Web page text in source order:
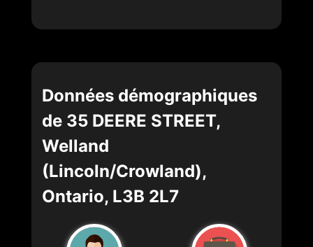
Données démographiques
de 35 DEERE STREET,
Welland
(Lincoln/Crowland),
Ontario, L3B 2L7